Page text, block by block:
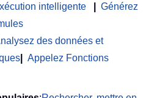
intelligente
Générez
des données et
Appelez Fonctions